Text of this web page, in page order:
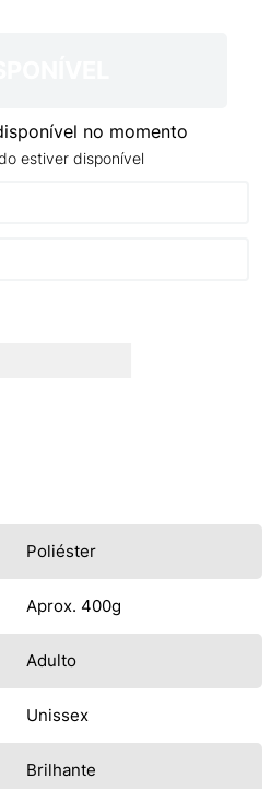
no momento
estiver disponível
Poliéster
Aprox. 400g
Adulto
Unissex
Brilhante